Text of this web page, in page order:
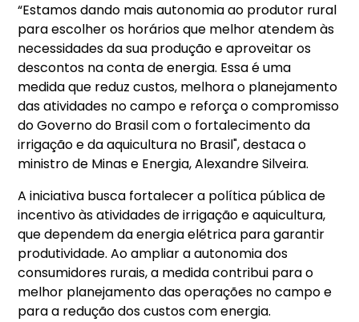
“Estamos dando mais autonomia ao produtor rural
para escolher os horários que melhor atendem às
necessidades da sua produção e aproveitar os
descontos na conta de energia. Essa é uma
medida que reduz custos, melhora o planejamento
das atividades no campo e reforça o compromisso
do Governo do Brasil com o fortalecimento da
irrigação e da aquicultura no Brasil", destaca o
ministro de Minas e Energia, Alexandre Silveira.
A iniciativa busca fortalecer a política pública de
incentivo às atividades de irrigação e aquicultura,
que dependem da energia elétrica para garantir
produtividade. Ao ampliar a autonomia dos
consumidores rurais, a medida contribui para o
melhor planejamento das operações no campo e
para a redução dos custos com energia.